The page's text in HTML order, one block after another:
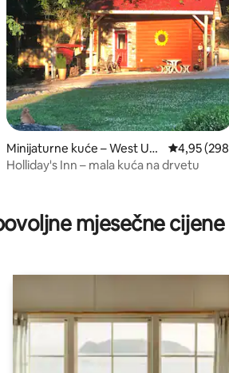
4,93/5, recenzija: 135
Minijaturne kuće – West Uni
on
Prosječna
4,95
Holliday's Inn – mala kuća na drvetu
mjesečne cijene